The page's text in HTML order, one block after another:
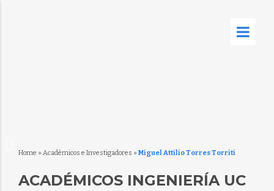
Home » Académicos e Investigadores » Miguel Attilio Torres Torriti
ACADÉMICOS INGENIERÍA UC